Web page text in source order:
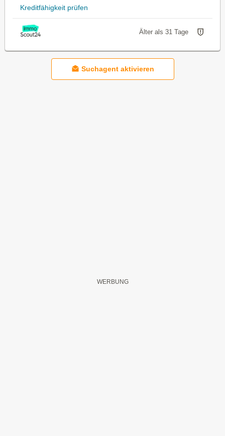
Kreditfähigkeit prüfen
Älter als 31 Tage
Suchagent aktivieren